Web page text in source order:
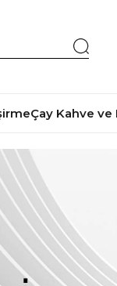
Çay Kahve ve